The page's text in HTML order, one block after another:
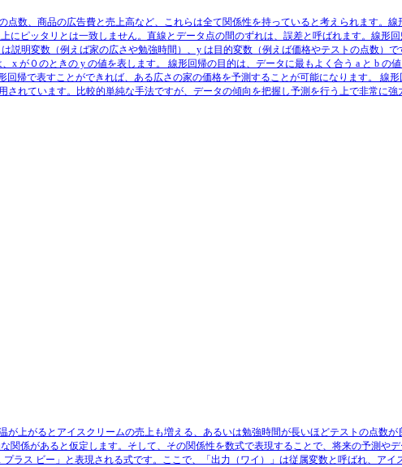
数、商品の広告費と売上高など、これらは全て関係性を持っていると考えられます。線
ピッタリとは一致しません。直線とデータ点の間のずれは、誤差と呼ばれます。線形
説明変数（例えば家の広さや勉強時間）、y は目的変数（例えば価格やテストの点数）で
が０のときの y の値を表します。 線形回帰の目的は、データに最もよく合う a と b の
帰で表すことができれば、ある広さの家の価格を予測することが可能になります。 線形
れています。比較的単純な手法ですが、データの傾向を把握し予測を行う上で非常に強
上がるとアイスクリームの売上も増える、あるいは勉強時間が長いほどテストの点数が
係があると仮定します。そして、その関係性を数式で表現することで、将来の予測や
ラス ビー」と表現される式です。ここで、「出力（ワイ）」は従属変数と呼ばれ、アイ